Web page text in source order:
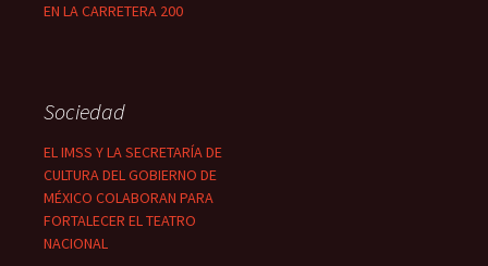
EN LA CARRETERA 200
Sociedad
EL IMSS Y LA SECRETARÍA DE
CULTURA DEL GOBIERNO DE
MÉXICO COLABORAN PARA
FORTALECER EL TEATRO
NACIONAL